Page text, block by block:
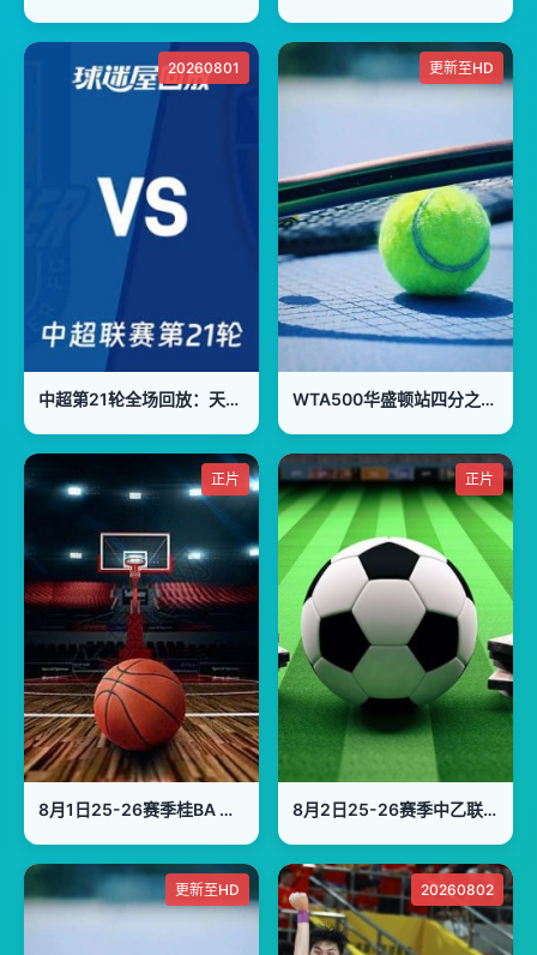
20260801
中超第21轮全场回放：天津津门虎vs云南玉昆
更新至HD
WTA500华盛顿站四分之一决赛：施耐德VS萨姆索诺娃
正片
8月1日25-26赛季桂BA 贵港市VS南宁市
正片
8月2日25-26赛季中乙联赛 海门珂缔队VS泰安天贶
更新至HD 20260802